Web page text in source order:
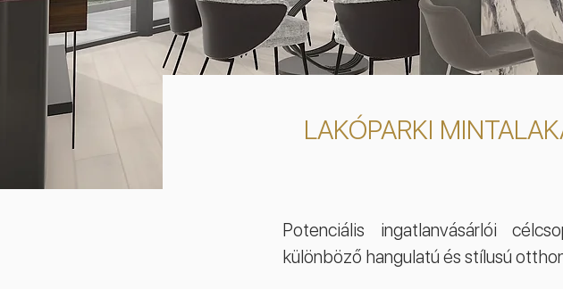
LAKÓPARKI
Potenciális ingatlanvásárlói
különböző hangulatú és stílusú